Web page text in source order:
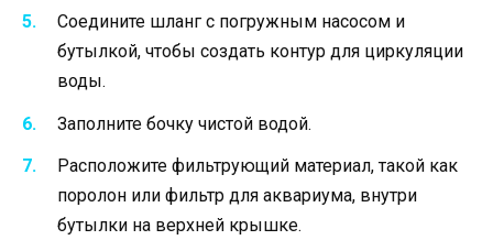
Соедините шланг с погружным насосом и
бутылкой, чтобы создать контур для циркуляции
воды.
Заполните бочку чистой водой.
Расположите фильтрующий материал, такой как
поролон или фильтр для аквариума, внутри
бутылки на верхней крышке.